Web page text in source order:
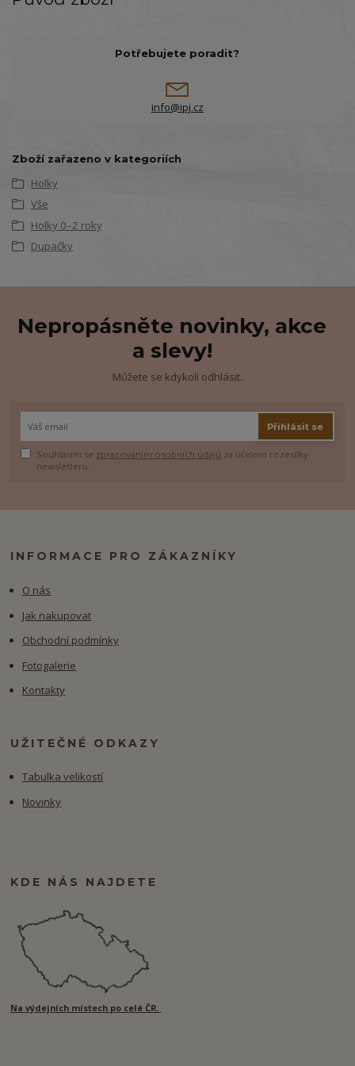
Potřebujete poradit?
info@ipj.cz
Zboží zařazeno v kategoriích
Holky
Vše
Holky 0–2 roky
Dupačky
Nepropásněte novinky, akce
a slevy!
Můžete se kdykoli odhlásit.
Přihlásit se
Souhlasím se zpracováním osobních údajů za účelem rozesílky
newsletteru.
INFORMACE PRO ZÁKAZNÍKY
O nás
Jak nakupovat
Obchodní podmínky
Fotogalerie
Kontakty
UŽITEČNÉ ODKAZY
Tabulka velikostí
Novinky
KDE NÁS NAJDETE
Na výdejních místech po celé ČR.